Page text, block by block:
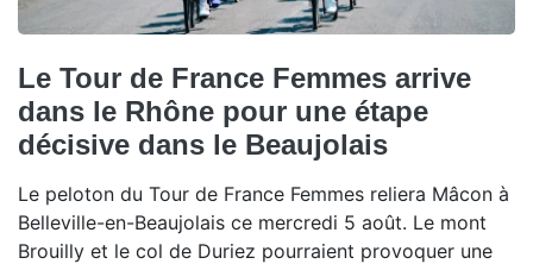
Le Tour de France Femmes arrive
dans le Rhône pour une étape
décisive dans le Beaujolais
Le peloton du Tour de France Femmes reliera Mâcon à
Belleville-en-Beaujolais ce mercredi 5 août. Le mont
Brouilly et le col de Duriez pourraient provoquer une